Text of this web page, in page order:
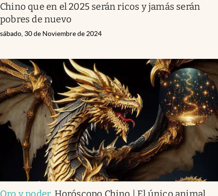
Chino que en el 2025 serán ricos y jamás serán
pobres de nuevo
sábado, 30 de Noviembre de 2024